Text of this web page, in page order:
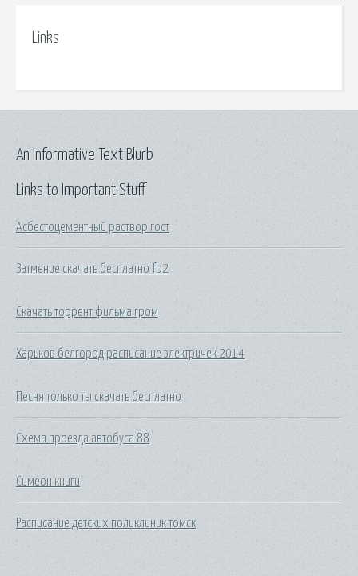
Links
Links to Important Stuff
Асбестоцементный раствор гост
Затмение скачать бесплатно fb2
Скачать торрент фильма гром
Харьков белгород расписание электричек 2014
Песня только ты скачать бесплатно
Схема проезда автобуса 88
Симеон книги
Расписание детских поликлиник томск
An Informative Text Blurb